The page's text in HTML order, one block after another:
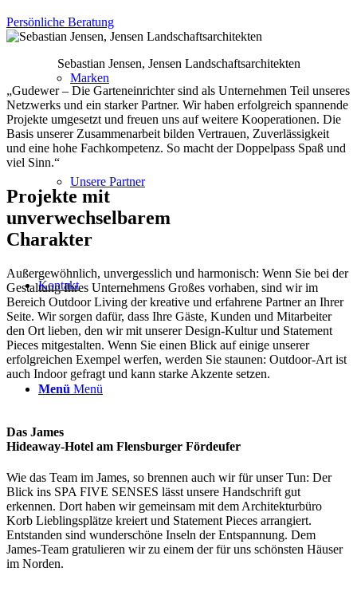
Marken
Unsere Partner
Kontakt
Menü Menü
Persönliche Beratung
Sebastian Jensen, Jensen Landschaftsarchitekten
„Gudewer – Die Garteneinrichter sind als Unternehmen Teil unseres
Netzwerks und ein starker Partner. Wir haben erfolgreich spannende
Projekte umgesetzt und freuen uns auf weitere Kooperationen. Die
Basis unserer Zusammenarbeit bilden Vertrauen, Zuverlässigkeit
und eine hohe Fachkompetenz. So macht der Doppelpass Spaß und
viel Sinn.“
Projekte mit
unverwechselbarem
Charakter
Außergewöhnlich, unvergesslich und harmonisch: Wenn Sie bei der
Gestaltung Ihres Unternehmens Großes vorhaben, sind wir im
Bereich Outdoor Living der kreative und erfahrene Partner an Ihrer
Seite. Wir sorgen dafür, dass Ihre Gäste, Kunden und Mitarbeiter
den Ort lieben, den wir mit unserer Design-Kultur und Statement
Pieces mitgestalten. Wenn Sie einen Blick auf einige unserer
erfolgreichen Exempel werfen, werden Sie staunen: Outdoor-Art ist
auch Indoor gefragt und kann starke Akzente setzen.
Das James
Hideaway-Hotel am Flensburger Fördeufer
Wie das Team im James, so brennen auch wir für unser Tun: Der
Blick ins SPA FIVE SENSES lässt unsere Handschrift gut
erkennen. Dort haben wir gemeinsam mit dem Architekturbüro
Korb Lieblingsplätze kreiert und Statement Pieces arrangiert.
Entstanden sind wunderschöne Inseln der Entspannung. Dem
James-Team gratulieren wir zu einem der für uns schönsten Häuser
im Norden.